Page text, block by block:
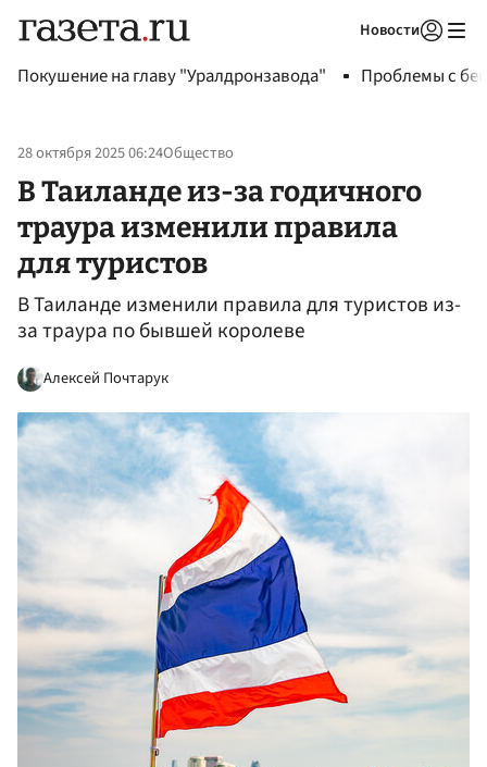
Новости
Покушение на главу "Уралдронзавода" Проблемы с
28 октября 2025 06:24Общество
В Таиланде из-за годичного
траура изменили правила
для туристов
В Таиланде изменили правила для туристов из-
за траура по бывшей королеве
Алексей Почтарук